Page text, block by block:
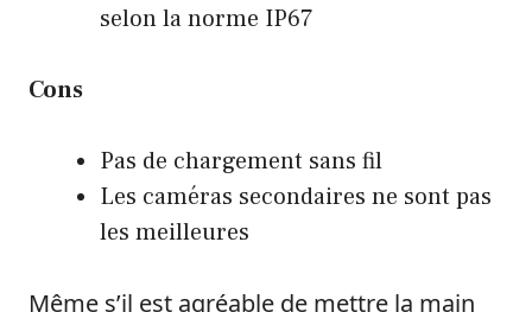
selon la norme IP67
Cons
Pas de chargement sans fil
Les caméras secondaires ne sont pas
les meilleures
Même s’il est agréable de mettre la main